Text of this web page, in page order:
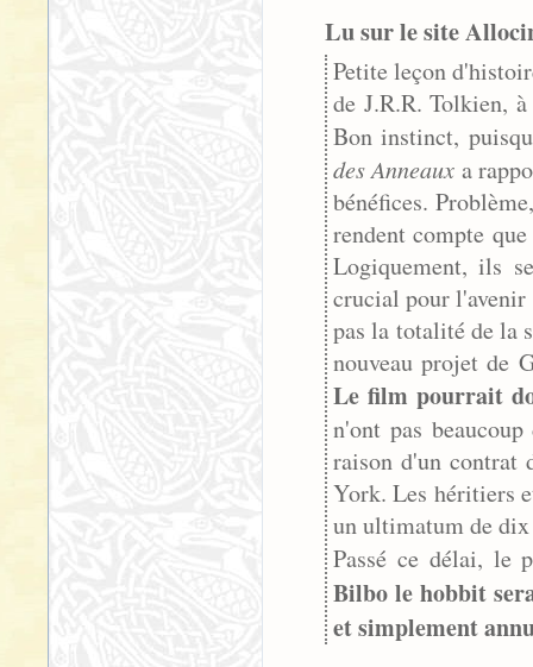
Lu sur le site
Petite leçon
de J.R.R. Tolkien,
Bon instinct,
des Anneaux a
bénéfices.
rendent compte
Logiquement, ils
crucial pour l'avenir
pas la totalité de la
nouveau projet de
Le film pourrait
n'ont pas
raison d'un contrat
York. Les héritiers
un ultimatum de
Passé ce délai, le
Bilbo le hobbit
et simplement